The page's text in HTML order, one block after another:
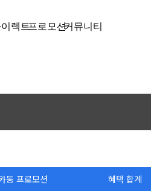
렉트프로모션커뮤니티
동 프로모션 혜택 합계